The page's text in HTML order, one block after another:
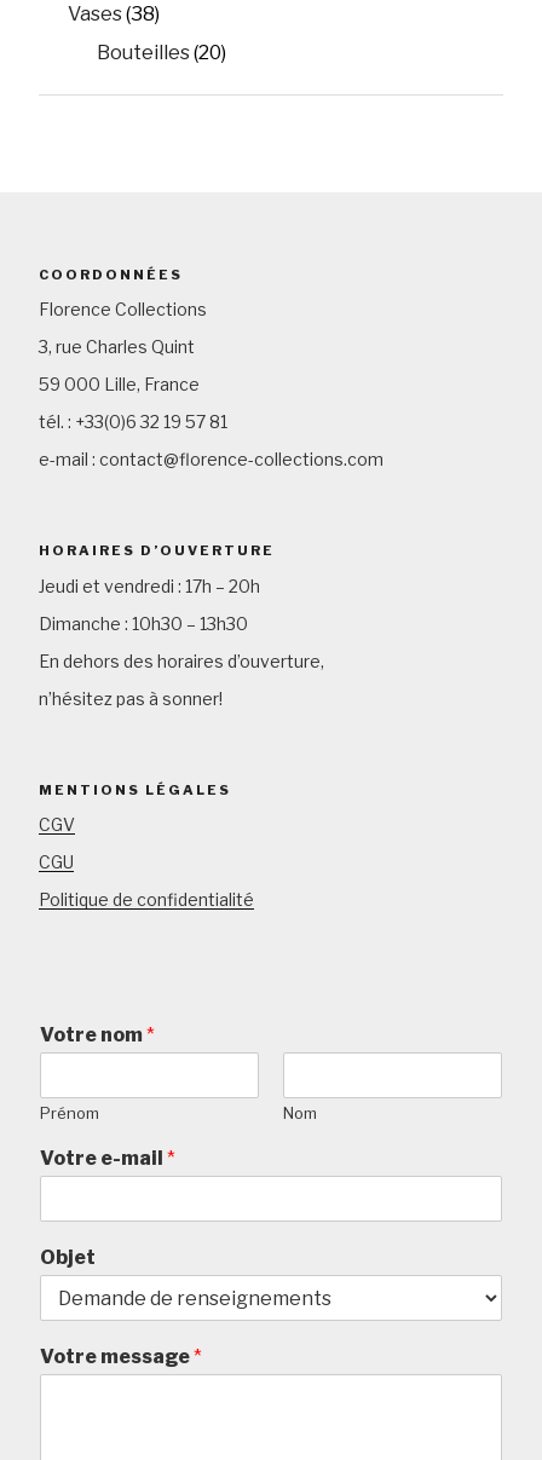
Vases(38)
Bouteilles(20)
COORDONNÉES
Florence Collections
3, rue Charles Quint
59 000 Lille, France
tél. : +33(0)6 32 19 57 81
e-mail : contact@florence-collections.com
HORAIRES D’OUVERTURE
Jeudi et vendredi : 17h – 20h
Dimanche : 10h30 – 13h30
En dehors des horaires d’ouverture,
n’hésitez pas à sonner!
MENTIONS LÉGALES
CGV
CGU
Politique de confidentialité
Votre nom*
Prénom Nom
Votre e-mail *
Objet
Votre message*